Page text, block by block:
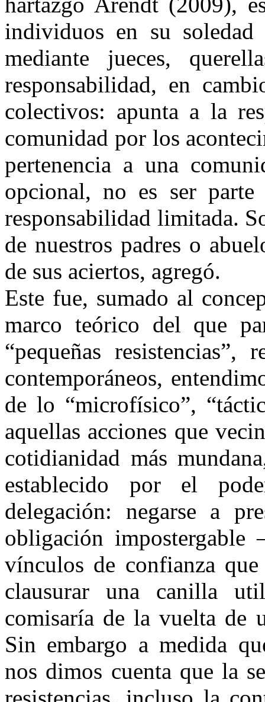
individuos en su
mediante jueces,
responsabilidad, en
colectivos: apunta a la
comunidad por los
pertenencia a una
opcional, no es ser
responsabilidad limitada.
de nuestros padres o
de sus aciertos, agregó.
Este fue, sumado al
marco teórico del que
“pequeñas resistencias”,
contemporáneos,
de lo “microfísico”,
aquellas acciones que
cotidianidad más
establecido por el
delegación: negarse a
obligación impostergable
vínculos de confianza
clausurar una canilla
comisaría de la vuelta de
Sin embargo a medida
nos dimos cuenta que la